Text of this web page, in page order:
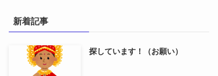
新着記事
探しています！（お願い）